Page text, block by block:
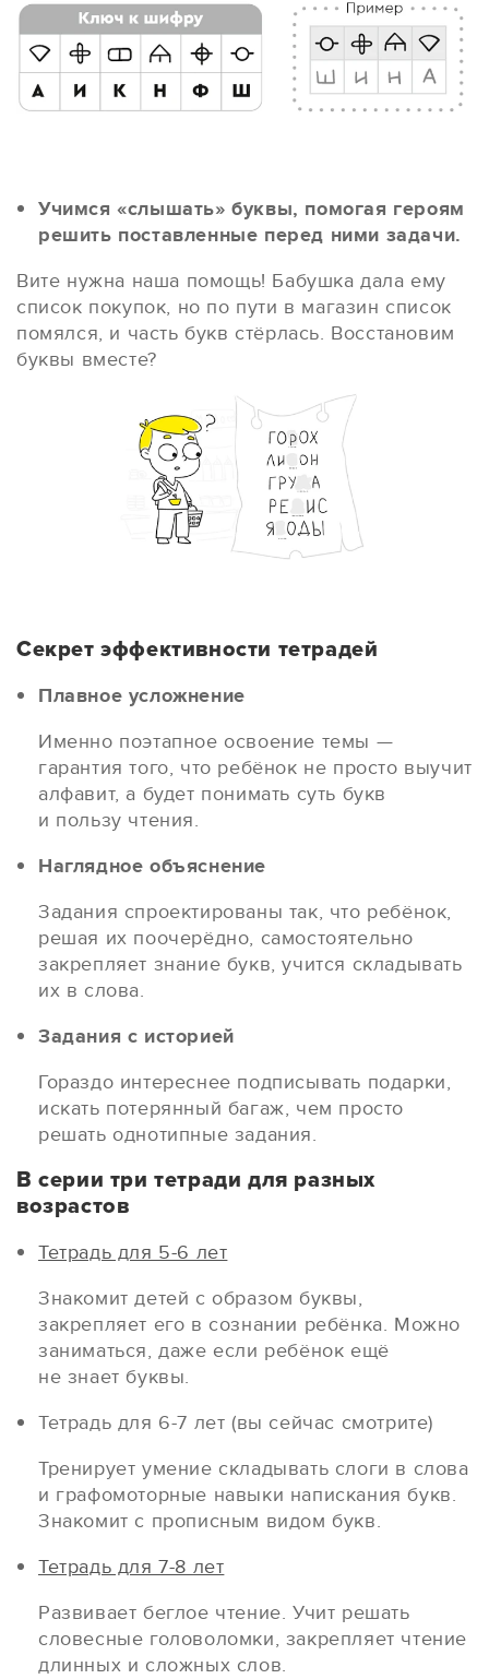
Учимся «слышать» буквы, помогая героям
решить поставленные перед ними задачи.
Вите нужна наша помощь! Бабушка дала ему
список покупок, но по пути в магазин список
помялся, и часть букв стёрлась. Восстановим
буквы вместе?
Секрет эффективности тетрадей
Плавное усложнение
Именно поэтапное освоение темы —
гарантия того, что ребёнок не просто выучит
алфавит, а будет понимать суть букв
и пользу чтения.
Наглядное объяснение
Задания спроектированы так, что ребёнок,
решая их поочерёдно, самостоятельно
закрепляет знание букв, учится складывать
их в слова.
Задания с историей
Гораздо интереснее подписывать подарки,
искать потерянный багаж, чем просто
решать однотипные задания.
В серии три тетради для разных
возрастов
Тетрадь для 5-6 лет
Знакомит детей с образом буквы,
закрепляет его в сознании ребёнка. Можно
заниматься, даже если ребёнок ещё
не знает буквы.
Тетрадь для 6-7 лет (вы сейчас смотрите)
Тренирует умение складывать слоги в слова
и графомоторные навыки напискания букв.
Знакомит с прописным видом букв.
Тетрадь для 7-8 лет
Развивает беглое чтение. Учит решать
словесные головоломки, закрепляет чтение
длинных и сложных слов.